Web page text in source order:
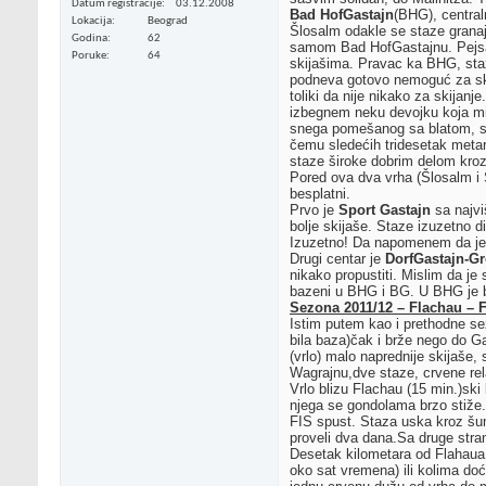
Datum registracije
03.12.2008
Lokacija
Beograd
Godina
62
Poruke
64
Bad HofGastajn(BHG),
Šlosalm odakle se staze
samom Bad HofGastajnu.
skijašima. Pravac ka BHG,
podneva gotovo nemoguć za
toliki da nije nikako za
izbegnem neku devojku koja
snega pomešanog sa blatom,
čemu sledećih tridesetak
staze široke dobrim delom
Pored ova dva vrha (Šlosalm
besplatni.
Prvo je Sport Gastajn sa
bolje skijaše. Staze izuzetno
Izuzetno! Da napomenem da
Drugi centar je DorfGastajn-
nikako propustiti. Mislim da je
bazeni u BHG i BG. U BHG je
Sezona 2011/12 – Flachau –
Istim putem kao i prethodne
bila baza)čak i brže nego do
(vrlo) malo naprednije
Wagrajnu,dve staze, crvene
Vrlo blizu Flachau (15
njega se gondolama brzo
FIS spust. Staza uska kroz
proveli dva dana.Sa druge
Desetak kilometara od
oko sat vremena) ili kolima